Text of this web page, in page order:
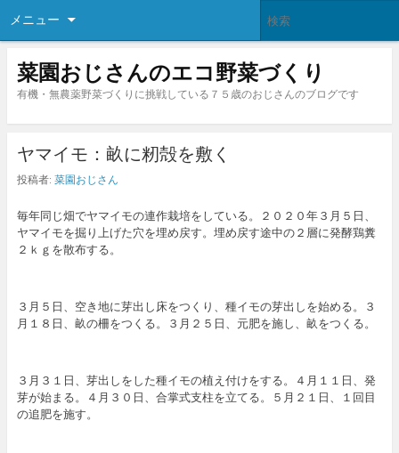
メニュー
菜園おじさんのエコ野菜づくり
有機・無農薬野菜づくりに挑戦している７５歳のおじさんのブログです
ヤマイモ：畝に籾殻を敷く
投稿者: 菜園おじさん
毎年同じ畑でヤマイモの連作栽培をしている。２０２０年３月５日、
ヤマイモを掘り上げた穴を埋め戻す。埋め戻す途中の２層に発酵鶏糞
２ｋｇを散布する。
３月５日、空き地に芽出し床をつくり、種イモの芽出しを始める。３
月１８日、畝の柵をつくる。３月２５日、元肥を施し、畝をつくる。
３月３１日、芽出しをした種イモの植え付けをする。４月１１日、発
芽が始まる。４月３０日、合掌式支柱を立てる。５月２１日、１回目
の追肥を施す。